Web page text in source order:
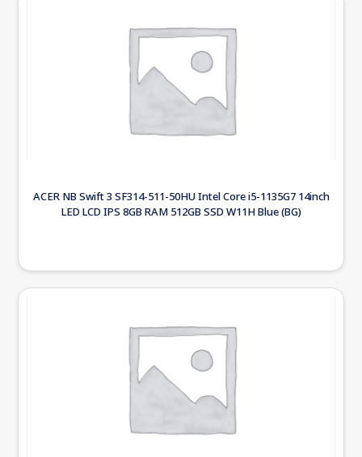
ACER NB Swift 3 SF314-511-50HU Intel Core i5-1135G7 14inch
LED LCD IPS 8GB RAM 512GB SSD W11H Blue (BG)